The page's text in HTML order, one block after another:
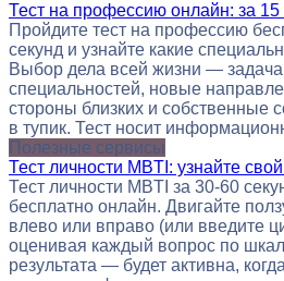
Тест на профессию онлайн: за 15
Пройдите тест на профессию
секунд и узнайте какие
Выбор дела всей жизни — задача
специальностей, новые
стороны близких и собственные
в тупик. Тест носит
Полезные сервисы
Тест личности MBTI: узнайте
Тест личности MBTI за 30-60
бесплатно онлайн. Двигайте
влево или вправо (или введите
оценивая каждый вопрос по
результата — будет активна,